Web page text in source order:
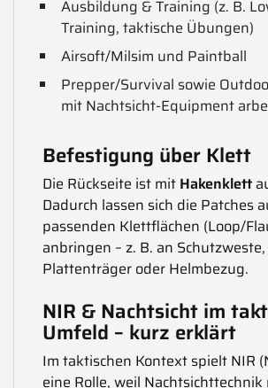
Ausbildung & Training (z. B.
Training, taktische Übungen)
Airsoft/Milsim und Paintball
Prepper/Survival sowie
mit Nachtsicht-Equipment
Befestigung über Klett
Die Rückseite ist mit Hakenklett
Dadurch lassen sich die Patches
passenden Klettflächen (Loop/
anbringen – z. B. an Schutzweste,
Plattenträger oder Helmbezug.
NIR & Nachtsicht im
Umfeld – kurz erklärt
Im taktischen Kontext spielt NIR
eine Rolle, weil Nachtsichttechnik